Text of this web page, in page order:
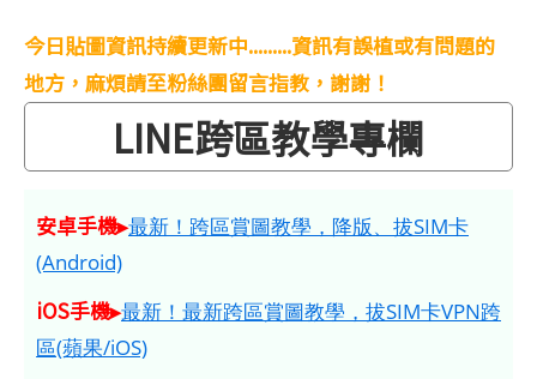
今日貼圖資訊持續更新中.........資訊有誤植或有問題的
地方，麻煩請至粉絲團留言指教，謝謝！
LINE跨區教學專欄
安卓手機▸最新！跨區賞圖教學，降版、拔SIM卡
(Android)
iOS手機▸最新！最新跨區賞圖教學，拔SIM卡VPN跨
區(蘋果/iOS)